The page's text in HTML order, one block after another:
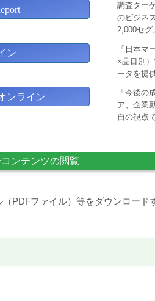
調査ター
のビジネ
2,000セグ
ン
「日本マ
×品目別
ータを提供
ンライン
「今後の
ア、企業
自の視点
ンテンツの閲覧
PDFファイル）等をダウンロード